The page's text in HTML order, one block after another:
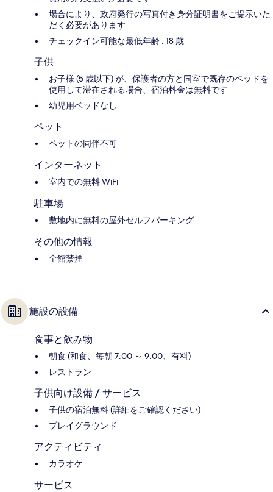
場合により、政府発行の写真付き身分証明書をご提示いた
だく必要があります
チェックイン可能な最低年齢 : 18 歳
子供
お子様 (5 歳以下) が、保護者の方と同室で既存のベッドを
使用して滞在される場合、宿泊料金は無料です
幼児用ベッドなし
ペット
ペットの同伴不可
インターネット
室内での無料 WiFi
駐車場
敷地内に無料の屋外セルフパーキング
その他の情報
全館禁煙
施設の設備
食事と飲み物
朝食 (和食、毎朝 7:00 ～ 9:00、有料)
レストラン
子供向け設備 / サービス
子供の宿泊無料 (詳細をご確認ください)
プレイグラウンド
アクティビティ
カラオケ
サービス